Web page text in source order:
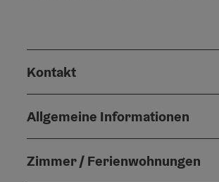
Kontakt
Allgemeine Informationen
Zimmer / Ferienwohnungen